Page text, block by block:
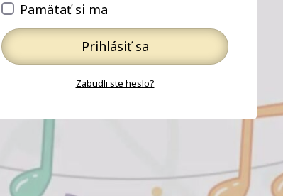
Pamätať si ma
Prihlásiť sa
Zabudli ste heslo?